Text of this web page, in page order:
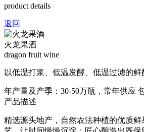
product details
返回
火龙果酒
dragon fruit wine
以低温打浆、低温发酵、低温过滤的
年产量及产季：30-50万瓶，常年供应
产品描述
精选源头地产，自然农法种植的优质